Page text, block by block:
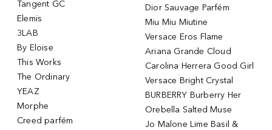
Tangent GC
Elemis
3LAB
By Eloise
This Works
The Ordinary
YEAZ
Morphe
Creed parfém
Dior Sauvage Parfém
Miu Miu Miutine
Versace Eros Flame
Ariana Grande Cloud
Carolina Herrera Good Girl
Versace Bright Crystal
BURBERRY Burberry Her
Orebella Salted Muse
Jo Malone Lime Basil &